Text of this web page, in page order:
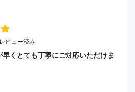
ビュー済み
早くとても丁寧にご対応いただけま